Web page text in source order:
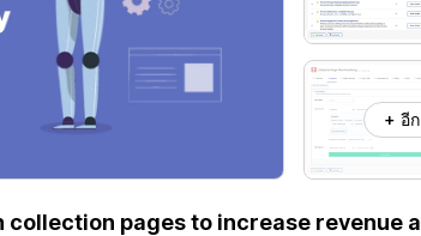
+ อี
pages to increase revenue